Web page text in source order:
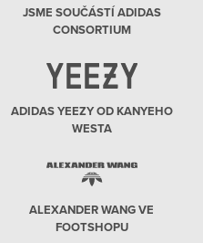
JSME SOUČÁSTÍ ADIDAS
CONSORTIUM
ADIDAS YEEZY OD KANYEHO
WESTA
ALEXANDER WANG VE
FOOTSHOPU